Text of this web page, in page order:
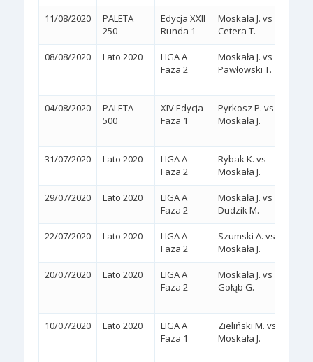
11/08/2020
PALETA
250
Edycja XXII
Runda 1
Moskała J. vs
Cetera T.
08/08/2020 Lato 2020
LIGA A
Faza 2
Moskała J. vs
Pawłowski T.
04/08/2020
PALETA
500
XIV Edycja
Faza 1
Pyrkosz P. vs
Moskała J.
31/07/2020 Lato 2020
LIGA A
Faza 2
Rybak K. vs
Moskała J.
29/07/2020 Lato 2020
LIGA A
Faza 2
Moskała J. vs
Dudzik M.
22/07/2020 Lato 2020
LIGA A
Faza 2
Szumski A. vs
Moskała J.
20/07/2020 Lato 2020
LIGA A
Faza 2
Moskała J. vs
Gołąb G.
10/07/2020 Lato 2020
LIGA A
Faza 1
Zieliński M. vs
Moskała J.